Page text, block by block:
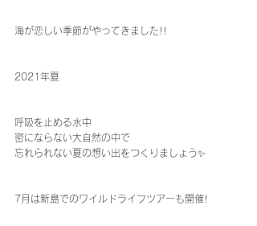
海が恋しい季節がやってきました!!
2021年夏
呼吸を止める水中
密にならない大自然の中で
忘れられない夏の想い出をつくりましょう✨
7月は新島でのワイルドライフツアーも開催!